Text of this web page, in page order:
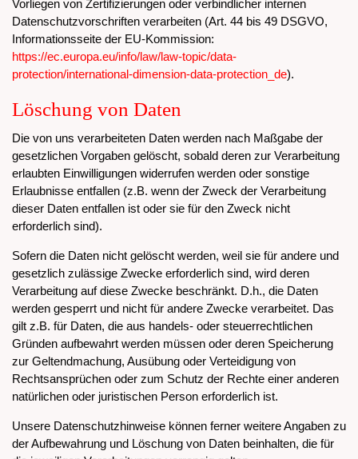
Vorliegen von Zertifizierungen oder verbindlicher internen
Datenschutzvorschriften verarbeiten (Art. 44 bis 49 DSGVO,
Informationsseite der EU-Kommission:
https://ec.europa.eu/info/law/law-topic/data-
protection/international-dimension-data-protection_de).
Löschung von Daten
Die von uns verarbeiteten Daten werden nach Maßgabe der
gesetzlichen Vorgaben gelöscht, sobald deren zur Verarbeitung
erlaubten Einwilligungen widerrufen werden oder sonstige
Erlaubnisse entfallen (z.B. wenn der Zweck der Verarbeitung
dieser Daten entfallen ist oder sie für den Zweck nicht
erforderlich sind).
Sofern die Daten nicht gelöscht werden, weil sie für andere und
gesetzlich zulässige Zwecke erforderlich sind, wird deren
Verarbeitung auf diese Zwecke beschränkt. D.h., die Daten
werden gesperrt und nicht für andere Zwecke verarbeitet. Das
gilt z.B. für Daten, die aus handels- oder steuerrechtlichen
Gründen aufbewahrt werden müssen oder deren Speicherung
zur Geltendmachung, Ausübung oder Verteidigung von
Rechtsansprüchen oder zum Schutz der Rechte einer anderen
natürlichen oder juristischen Person erforderlich ist.
Unsere Datenschutzhinweise können ferner weitere Angaben zu
der Aufbewahrung und Löschung von Daten beinhalten, die für